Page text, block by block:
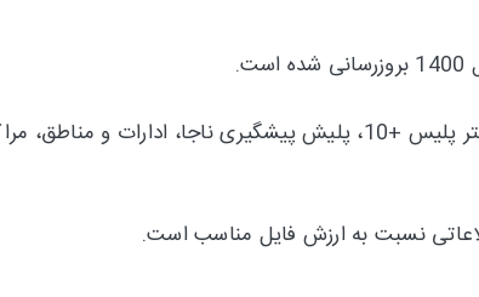
این فایل اطلاعاتی شامل نام، فعالیت، شماره تلفن و آدرس یگان حفاظت از زندان ها، دفتر پلیس +10، پلیش پیشگیری
نسبت به ارزش فایل مناسب است.